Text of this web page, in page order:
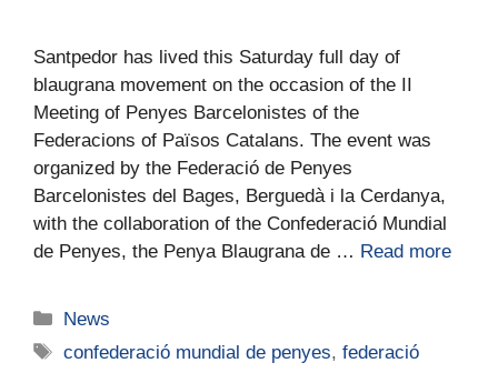
Santpedor has lived this Saturday full day of
blaugrana movement on the occasion of the II
Meeting of Penyes Barcelonistes of the
Federacions of Països Catalans. The event was
organized by the Federació de Penyes
Barcelonistes del Bages, Berguedà i la Cerdanya,
with the collaboration of the Confederació Mundial
de Penyes, the Penya Blaugrana de … Read more
News
confederació mundial de penyes,federació